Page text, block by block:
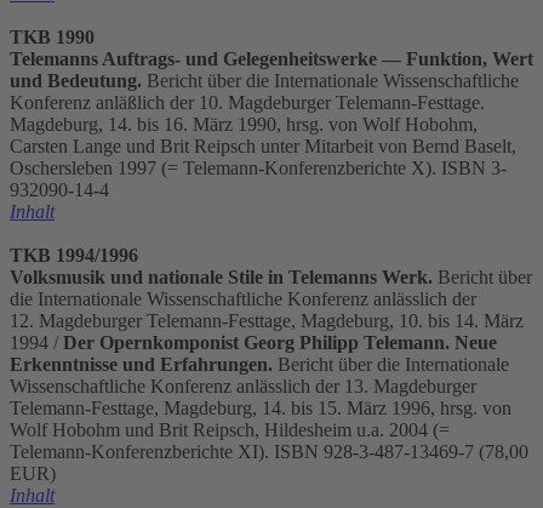
TKB 1990
Telemanns Auftrags- und Gelegenheitswerke — Funktion, Wert
und Bedeutung. Bericht über die Internationale Wissenschaftliche
Konferenz anläßlich der 10. Magdeburger Telemann-Festtage.
Magdeburg, 14. bis 16. März 1990, hrsg. von Wolf Hobohm,
Carsten Lange und Brit Reipsch unter Mitarbeit von Bernd Baselt,
Oschersleben 1997 (= Telemann-Konferenzberichte X). ISBN 3-
932090-14-4
Inhalt
TKB 1994/1996
Volksmusik und nationale Stile in Telemanns Werk. Bericht über
die Internationale Wissenschaftliche Konferenz anlässlich der
12. Magdeburger Telemann-Festtage, Magdeburg, 10. bis 14. März
1994 / Der Opernkomponist Georg Philipp Telemann. Neue
Erkenntnisse und Erfahrungen. Bericht über die Internationale
Wissenschaftliche Konferenz anlässlich der 13. Magdeburger
Telemann-Festtage, Magdeburg, 14. bis 15. März 1996, hrsg. von
Wolf Hobohm und Brit Reipsch, Hildesheim u.a. 2004 (=
Telemann-Konferenzberichte XI). ISBN 928-3-487-13469-7 (78,00
EUR)
Inhalt